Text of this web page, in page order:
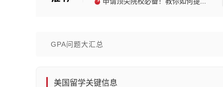
GPA问题大汇总
美国留学关键信息